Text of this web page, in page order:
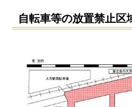
自転車等の放置禁止区